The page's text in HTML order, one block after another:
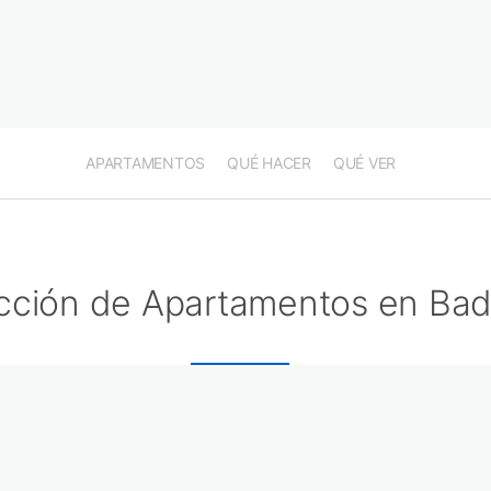
APARTAMENTOS QUÉ HACER QUÉ VER
de Apartamentos en